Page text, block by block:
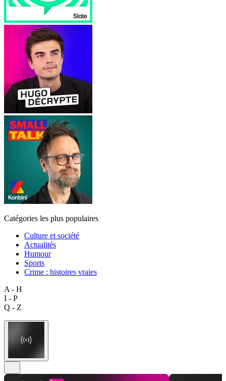
Catégories les plus populaires
Culture et société
Actualités
Humour
Sports
Crime : histoires vraies
A - H
I - P
Q - Z